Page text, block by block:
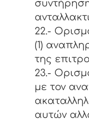
22.-
(1)
της
23.-
με τον
αυτών